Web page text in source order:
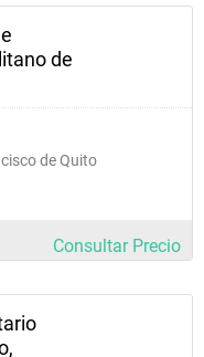
de
de Quito
Consultar Precio